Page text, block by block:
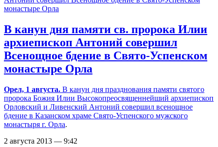
В канун дня памяти св. пророка Илии
архиепископ Антоний совершил
Всенощное бдение в Свято-Успенском
монастыре Орла
Орел, 1 августа. В канун дня празднования памяти святого
пророка Божия Илии Высокопреосвященнейший архиепископ
Орловский и Ливенский Антоний совершил всенощное
бдение в Казанском храме Свято-Успенского мужского
монастыря г. Орла.
2 августа 2013 — 9:42